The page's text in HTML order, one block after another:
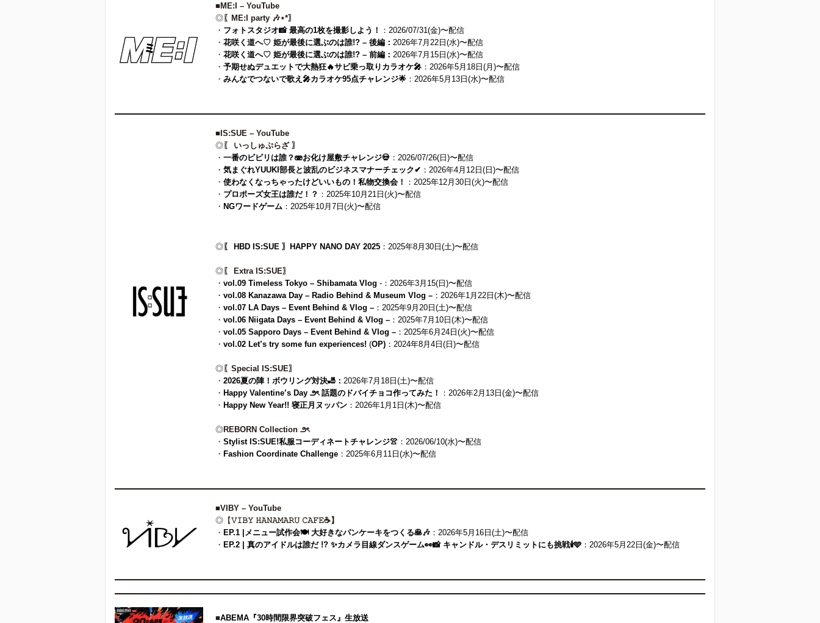
■ME:I – YouTube
◎ 〖ME:I party 🎶⋆*〗
・ フォトスタジオ📸 最高の1枚を撮影しよう！
：2026/07/31(金)〜配信
・花咲く道へ♡ 姫が最後に選ぶのは誰!? – 後編： 2026年7月22日(水)〜配信
・花咲く道へ♡ 姫が最後に選ぶのは誰!? – 前編： 2026年7月15日(水)〜配信
・予期せぬデュエットで大熱狂🔥サビ乗っ取りカラオケ🎤 ：2026年5月18日(月)〜配信
・みんなでつないで歌え🎤カラオケ95点チャレンジ🌟 ：2026年5月13日(水)〜配信
■IS:SUE – YouTube
◎ 〖 いっしゅぷらざ 〗
・一番のビビリは誰？🫨お化け屋敷チャレンジ💀 ：2026/07/26(日)〜配信
・気まぐれYUUKI部長と波乱のビジネスマナーチェック✔ ：2026年4月12日(日)〜配信
・使わなくなっちゃったけどいいもの！私物交換会！
：2025年12月30日(火)〜配信
・ プロポーズ女王は誰だ！？ ：2025年10月21日(火)〜配信
・NGワードゲーム ：2025年10月7日(火)〜配信
◎ 〖 HBD IS:SUE 〗HAPPY NANO DAY 2025 ：2025年8月30日(土)〜配信
◎ 〖 Extra IS:SUE〗
・vol.09 Timeless Tokyo – Shibamata Vlog -：2026年3月15(日)〜配信
・vol.08 Kanazawa Day – Radio Behind & Museum Vlog – ：2026年1月22日(木)〜配信
・vol.07 LA Days – Event Behind & Vlog – ：2025年9月20日(土)〜配信
・vol.06 Niigata Days – Event Behind & Vlog – ：2025年7月10日(木)〜配信
・vol.05 Sapporo Days – Event Behind & Vlog – ：2025年6月24日(火)〜配信
・vol.02 Let’s try some fun experiences! (OP) ：2024年8月4日(日)〜配信
◎ 〖Special IS:SUE〗
・2026夏の陣！ボウリング対決🎳： 2026年7月18日(土)〜配信
・Happy Valentine’s Day ౨ৎ 話題のドバイチョコ作ってみた！
：2026年2月13日(金)〜配信
・Happy New Year!! 寝正月ヌッパン ：2026年1月1日(木)〜配信
◎REBORN Collection ౨ৎ
・Stylist IS:SUE!私服コーディネートチャレンジ👚 ：2026/06/10(水)〜配信
・Fashion Coordinate Challenge ：2025年6月11日(水)〜配信
■VIBY – YouTube
◎【𝚅𝙸𝙱𝚈 𝙷𝙰𝙽𝙰𝙼𝙰𝚁𝚄 𝙲𝙰𝙵𝙴☕️】
・EP.1 |メニュー試作会🍽️ 大好きなパンケーキをつくる🥞🎶 ：2026年5月16日(土)〜配信
・EP.2 | 真のアイドルは誰だ !? ✨カメラ目線ダンスゲーム👀📸 キャンドル・デスリミットにも挑戦🕯️🩵 ：2026年5月22日(金)〜配信
■ABEMA『30時間限界突破フェス』生放送